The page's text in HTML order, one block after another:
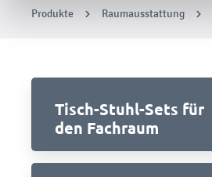
Produkte Raumausstattung
Tisch-Stuhl-Sets für
den Fachraum